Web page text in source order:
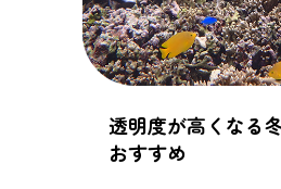
透明度が高くなる
おすすめ